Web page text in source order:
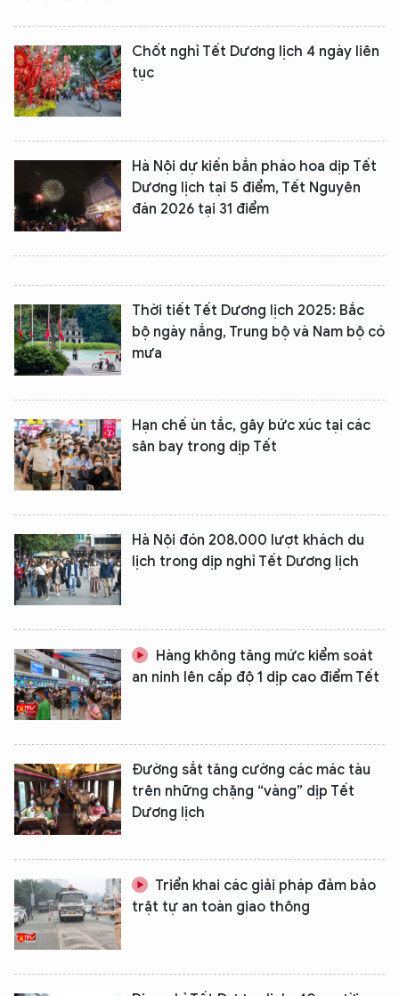
Chốt nghỉ Tết Dương lịch 4 ngày liên
tục
Hà Nội dự kiến bắn pháo hoa dịp Tết
Dương lịch tại 5 điểm, Tết Nguyên
đán 2026 tại 31 điểm
Thời tiết Tết Dương lịch 2025: Bắc
bộ ngày nắng, Trung bộ và Nam bộ có
mưa
Hạn chế ùn tắc, gây bức xúc tại các
sân bay trong dịp Tết
Hà Nội đón 208.000 lượt khách du
lịch trong dịp nghỉ Tết Dương lịch
Hàng không tăng mức kiểm soát
an ninh lên cấp độ 1 dịp cao điểm Tết
Đường sắt tăng cường các mác tàu
trên những chặng “vàng” dịp Tết
Dương lịch
Triển khai các giải pháp đảm bảo
trật tự an toàn giao thông